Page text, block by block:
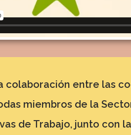
colaboración entre las
miembros de la
de Trabajo, junto con